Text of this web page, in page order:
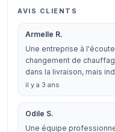
AVIS CLIENTS
Armelle R.
Une entreprise à
changement de
dans la livraison, mais
il y a 3 ans
Odile S.
Une équipe